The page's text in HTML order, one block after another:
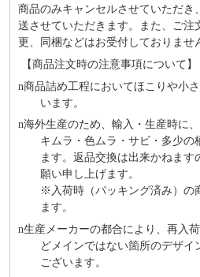
商品のみキャンセルさせていただき
送させていただきます。また、ご注
更、同梱などはお受付しておりませ
【商品注文時の注意事項について】
n商品詰め⼯程においてほこりや⼩
います。
n海外⽣産のため、輸⼊・⽣産時に
キムラ・色ムラ・サビ・多少の
ます。返品交換は出来かねます
願い申し上げます。
※⼊荷時（パッキング済み）の
ます。
n⽣産メーカーの都合により、再⼊
どメインではない箇所のデザ
ございます。